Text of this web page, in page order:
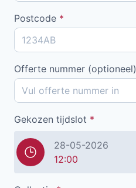
Postcode *
Offerte nummer (optioneel)
Gekozen tijdslot *
28-05-2026
12:00